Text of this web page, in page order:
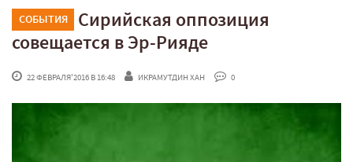
СОБЫТИЯ
Сирийская оппозиция
совещается в Эр-Рияде
22 ФЕВРАЛЯ'2016 В 16:48 ИКРАМУТДИН ХАН 0